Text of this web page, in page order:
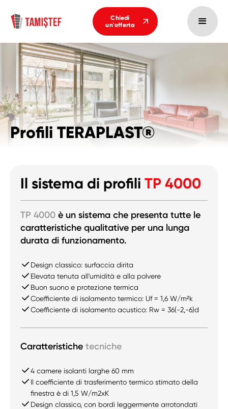
Chiedi
un'offerta
Profili TERAPLAST®
Il sistema di profili TP 4000
TP 4000 è un sistema che presenta tutte le
caratteristiche qualitative per una lunga
durata di funzionamento.
Design classico: surfaccia dirita
Elevata tenuta all'umidità e alla polvere
Buon suono e protezione termica
Coefficiente di isolamento termico: Uf = 1,6 W/m²k
Coefficiente di isolamento acustico: Rw = 36(-2,-6)d
Caratteristiche tecniche
4 camere isolanti larghe 60 mm
Il coefficiente di trasferimento termico stimato della
finestra è di 1,5 W/m2xK
Design classico, con bordi leggermente arrotondati